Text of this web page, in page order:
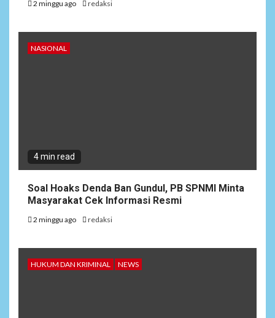
2 minggu ago redaksi
NASIONAL
4 min read
Soal Hoaks Denda Ban Gundul, PB SPNMI Minta
Masyarakat Cek Informasi Resmi
2 minggu ago redaksi
HUKUM DAN KRIMINAL NEWS